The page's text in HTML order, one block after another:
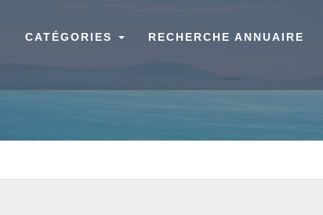
CATÉGORIES RECHERCHE ANNUAIRE